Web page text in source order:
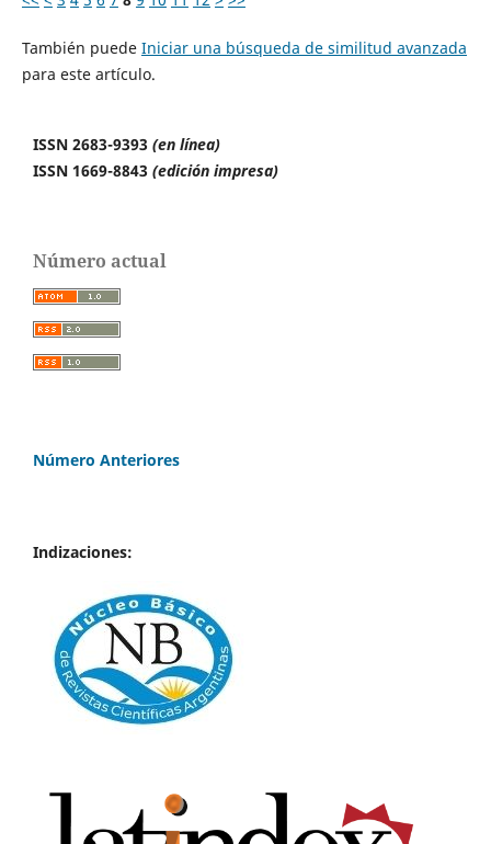
También puede Iniciar una búsqueda de similitud avanzada
para este artículo.
ISSN 2683-9393 (en línea)
ISSN 1669-8843 (edición impresa)
Número actual
Número Anteriores
Indizaciones: